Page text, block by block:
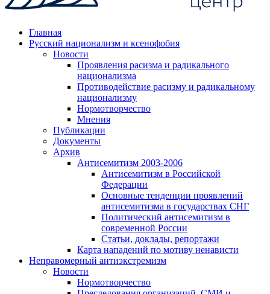
Главная
Русский национализм и ксенофобия
Новости
Проявления расизма и радикального
национализма
Противодействие расизму и радикальному
национализму
Нормотворчество
Мнения
Публикации
Документы
Архив
Антисемитизм 2003-2006
Антисемитизм в Российской
Федерации
Основные тенденции проявлений
антисемитизма в государствах СНГ
Политический антисемитизм в
современной России
Статьи, доклады, репортажи
Карта нападений по мотиву ненависти
Неправомерный антиэкстремизм
Новости
Нормотворчество